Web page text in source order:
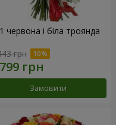
червона і біла троянда
грн
Замовити